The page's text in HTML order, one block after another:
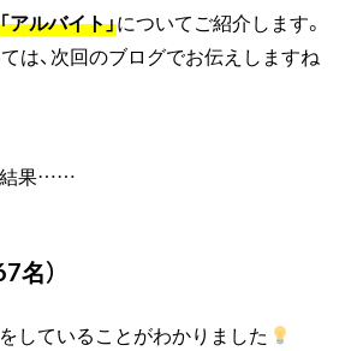
「アルバイト」についてご紹介します。
ては、次回のブログでお伝えしますね
結果……
名）
していることがわかりました